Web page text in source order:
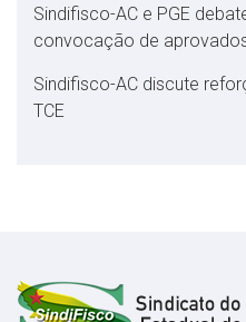
Sindifisco-AC e PGE
convocação de
Sindifisco-AC discute
TCE